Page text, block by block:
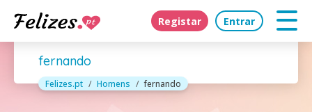
Registar Entrar
fernando
Felizes.pt Homens fernando